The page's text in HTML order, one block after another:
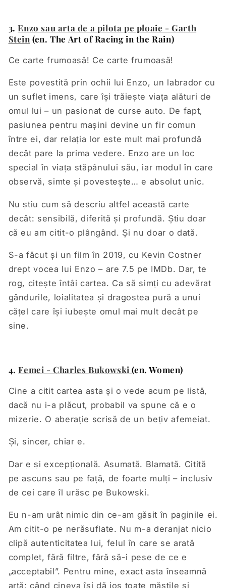
3. Enzo sau arta de a pilota pe ploaie - Garth
Stein (en. The Art of Racing in the Rain)
Ce carte frumoasă! Ce carte frumoasă!
Este povestită prin ochii lui Enzo, un labrador cu
un suflet imens, care își trăiește viața alături de
omul lui – un pasionat de curse auto. De fapt,
pasiunea pentru mașini devine un fir comun
între ei, dar relația lor este mult mai profundă
decât pare la prima vedere. Enzo are un loc
special în viața stăpânului său, iar modul în care
observă, simte și povestește… e absolut unic.
Nu știu cum să descriu altfel această carte
decât: sensibilă, diferită și profundă. Știu doar
că eu am citit-o plângând. Și nu doar o dată.
S-a făcut și un film în 2019, cu Kevin Costner
drept vocea lui Enzo – are 7.5 pe IMDb. Dar, te
rog, citește întâi cartea. Ca să simți cu adevărat
gândurile, loialitatea și dragostea pură a unui
cățel care își iubește omul mai mult decât pe
sine.
4. Femei - Charles Bukowski (en. Women)
Cine a citit cartea asta și o vede acum pe listă,
dacă nu i-a plăcut, probabil va spune că e o
mizerie. O aberație scrisă de un bețiv afemeiat.
Și, sincer, chiar e.
Dar e și excepțională. Asumată. Blamată. Citită
pe ascuns sau pe față, de foarte mulți – inclusiv
de cei care îl urăsc pe Bukowski.
Eu n-am urât nimic din ce-am găsit în paginile ei.
Am citit-o pe nerăsuflate. Nu m-a deranjat nicio
clipă autenticitatea lui, felul în care se arată
complet, fără filtre, fără să-i pese de ce e
„acceptabil”. Pentru mine, exact asta înseamnă
artă: când cineva își dă jos toate măștile și